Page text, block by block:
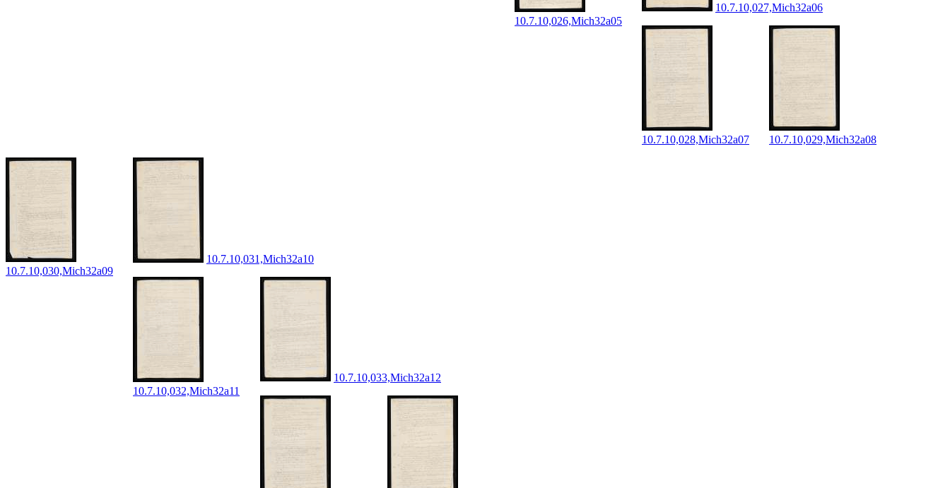
10.7.10,026,Mich32a05
10.7.10,027,Mich32a06
10.7.10,028,Mich32a07 10.7.10,029,Mich32a08
10.7.10,030,Mich32a09
10.7.10,031,Mich32a10
10.7.10,032,Mich32a11
10.7.10,033,Mich32a12